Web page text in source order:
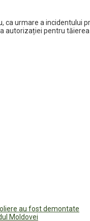
ca urmare a
pentru
au fost demontate
Moldovei